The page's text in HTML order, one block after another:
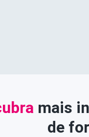
mais
de